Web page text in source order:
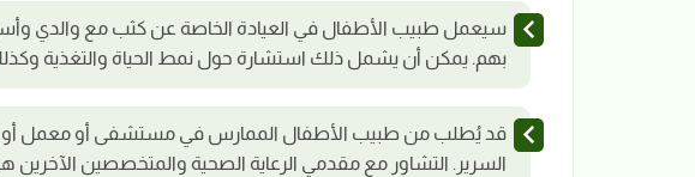
سيعمل طبيب الأطفال في العيادة الخاصة عن كثب مع والدي
بهم. يمكن أن يشمل ذلك استشارة حول نمط الحياة والتغذية وكذلك
قد يُطلب من طبيب الأطفال الممارس في مستشفى أو معمل أو
السرير. التشاور مع مقدمي الرعاية الصحية والمتخصصين الآخرين